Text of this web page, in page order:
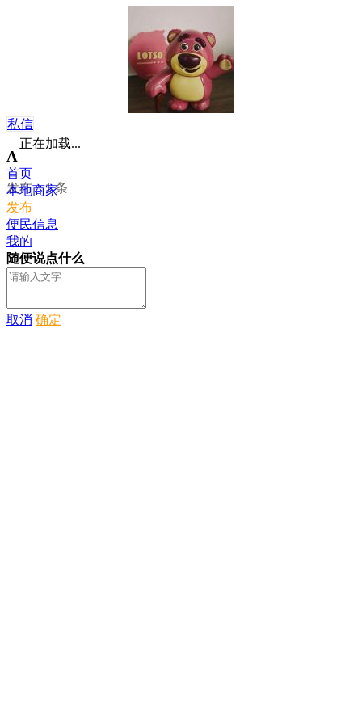
私信
A
发布：1 条
正在加载...
首页
本地商家
发布
便民信息
我的
随便说点什么
取消 确定